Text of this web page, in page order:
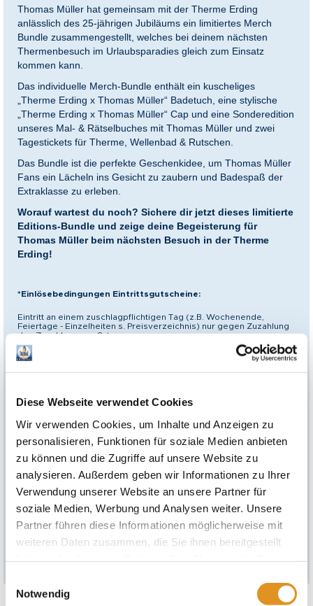
Diese Webseite verwendet Cookies
Wir verwenden Cookies, um Inhalte und Anzeigen zu
personalisieren, Funktionen für soziale Medien anbieten
zu können und die Zugriffe auf unsere Website zu
analysieren. Außerdem geben wir Informationen zu Ihrer
Verwendung unserer Website an unsere Partner für
soziale Medien, Werbung und Analysen weiter. Unsere
Partner führen diese Informationen möglicherweise mit
weiteren Daten zusammen, die Sie ihnen bereitgestellt
Cookies, wenn Sie unsere Webseite weiterhin nutzen.
Notwendig
Thomas Müller hat gemeinsam mit der Therme Erding
anlässlich des 25-jährigen Jubiläums ein limitiertes Merch
Bundle zusammengestellt, welches bei deinem nächsten
Thermenbesuch im Urlaubsparadies gleich zum Einsatz
kommen kann.
Das individuelle Merch-Bundle enthält ein kuscheliges
„Therme Erding x Thomas Müller“ Badetuch, eine stylische
„Therme Erding x Thomas Müller“ Cap und eine Sonderedition
unseres Mal- & Rätselbuches mit Thomas Müller und zwei
Tagestickets für Therme, Wellenbad & Rutschen.
Das Bundle ist die perfekte Geschenkidee, um Thomas Müller
Fans ein Lächeln ins Gesicht zu zaubern und Badespaß der
Extraklasse zu erleben.
Worauf wartest du noch? Sichere dir jetzt dieses limitierte
Editions-Bundle und zeige deine Begeisterung für
Thomas Müller beim nächsten Besuch in der Therme
Erding!
*Einlösebedingungen Eintrittsgutscheine:
Eintritt an einem zuschlagpflichtigen Tag (z.B. Wochenende,
Feiertage - Einzelheiten s. Preisverzeichnis) nur gegen Zuzahlung
des Zuschlags vor Ort.
Es besteht eine Preisgarantie von 12 Monaten ab
für andere Angebote der Gutscheinpartner bis zu dem
angegebenen EUR-Wert gemäß der zum Einlösezeitpunkt gültigen
Preisliste eingelöst werden, nicht jedoch für
Gastronomieangebote
Eine Barauszahlung von Gesamt- oder Teilbeträgen ist
ausgeschlossen. Etwaige Restwerte werden in Form eines neuen
Gutscheins ausgegeben.
Gutscheinpartner und der Therme Erding Service GmbH, einsehbar
unter
https://www.therme-erding.de/agb/agb-online-shop/